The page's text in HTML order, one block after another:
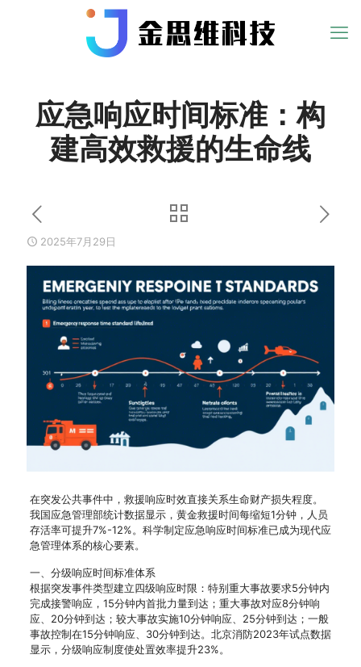
应急响应时间标准：构
建高效救援的生命线
2025年7月29日
在突发公共事件中，救援响应时效直接关系生命财产损失程度。
我国应急管理部统计数据显示，黄金救援时间每缩短1分钟，人员
存活率可提升7%-12%。科学制定应急响应时间标准已成为现代应
急管理体系的核心要素。
一、分级响应时间标准体系
根据突发事件类型建立四级响应时限：特别重大事故要求5分钟内
完成接警响应，15分钟内首批力量到达；重大事故对应8分钟响
应、20分钟到达；较大事故实施10分钟响应、25分钟到达；一般
事故控制在15分钟响应、30分钟到达。北京消防2023年试点数据
显示，分级响应制度使处置效率提升23%。